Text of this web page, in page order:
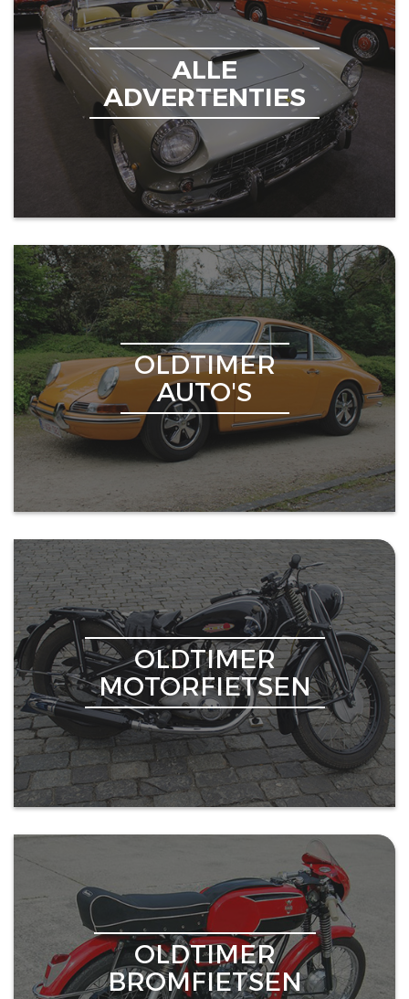
ALLE
ADVERTENTIES
OLDTIMER
AUTO'S
OLDTIMER
MOTORFIETSEN
OLDTIMER
BROMFIETSEN